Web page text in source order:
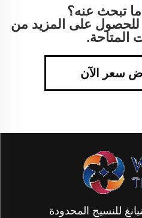
تبحث عنه؟
على المزيد من
المتاحة.
سعر الآن
للنسيج المحدودة